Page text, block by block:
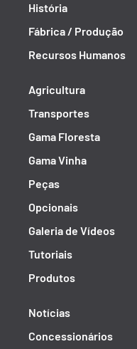
História
Fábrica / Produção
Recursos Humanos
Agricultura
Transportes
Gama Floresta
Gama Vinha
Peças
Opcionais
Galeria de Vídeos
Tutoriais
Produtos
Notícias
Concessionários